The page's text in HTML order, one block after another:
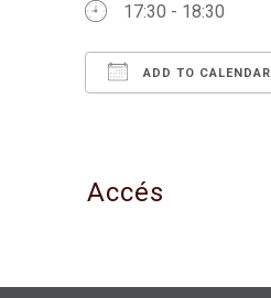
17:30 - 18:30
ADD TO CALENDAR
Accés